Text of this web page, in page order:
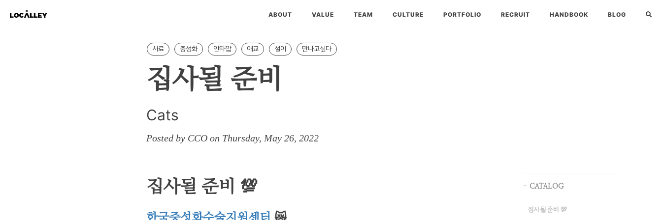
ABOUT VALUE TEAM CULTURE PORTFOLIO RECRUIT HANDBOOK BLOG
사료 중성화 안타깝 애교 설이 만나고싶다
집사될 준비
Cats
Posted by CCO on Thursday, May 26, 2022
집사될 준비 💯 CATALOG
집사될 준비 💯